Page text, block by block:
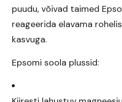
puudu, võivad taimed
reageerida elavama
kasvuga.​
Epsomi soola plussid: